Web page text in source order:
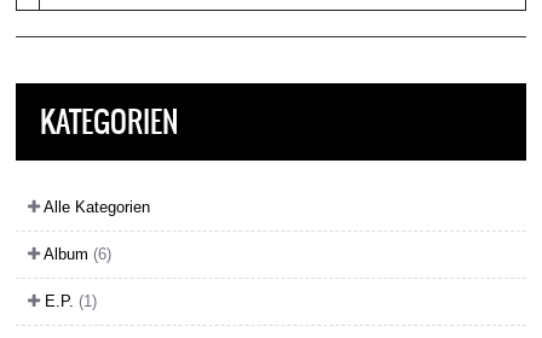
KATEGORIEN
Alle Kategorien
Album (6)
E.P. (1)